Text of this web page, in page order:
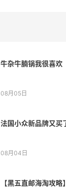
牛杂牛腩锅我很喜欢
08月05日
法国小众新品牌又买
08月04日
【黑五直邮海淘攻